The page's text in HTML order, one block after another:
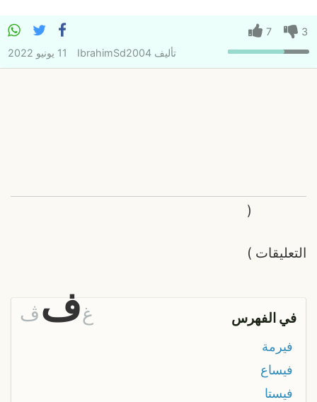
3
7
تأليفIbrahimSd2004 11 يونيو 2022
التعليقات
(
)
في الفهرس غفڤ
فيرمة
فيساع
فيستا